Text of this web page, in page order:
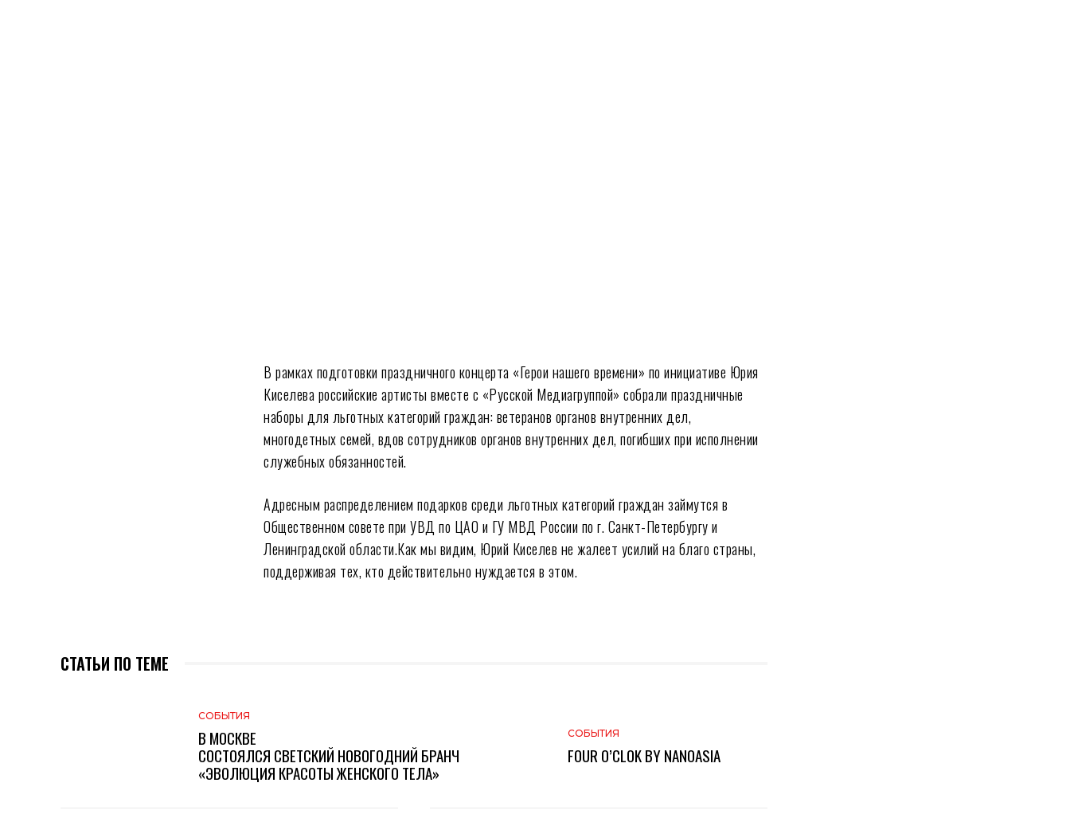
В рамках подготовки праздничного концерта «Герои нашего времени» по инициативе Юрия
Киселева российские артисты вместе с «Русской Медиагруппой» собрали праздничные
наборы для льготных категорий граждан: ветеранов органов внутренних дел,
многодетных семей, вдов сотрудников органов внутренних дел, погибших при исполнении
служебных обязанностей.
Адресным распределением подарков среди льготных категорий граждан займутся в
Общественном совете при УВД по ЦАО и ГУ МВД России по г. Санкт-Петербургу и
Ленинградской области.Как мы видим, Юрий Киселев не жалеет усилий на благо страны,
поддерживая тех, кто действительно нуждается в этом.
СТАТЬИ ПО ТЕМЕ
СОБЫТИЯ
В МОСКВЕ
СОСТОЯЛСЯ СВЕТСКИЙ НОВОГОДНИЙ БРАНЧ
«ЭВОЛЮЦИЯ КРАСОТЫ ЖЕНСКОГО ТЕЛА»
СОБЫТИЯ
FOUR O’CLOK BY NANOASIA